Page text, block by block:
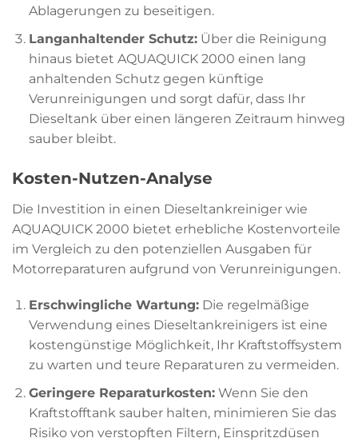
Ablagerungen zu beseitigen.
Langanhaltender Schutz:Über die Reinigung
hinaus bietet AQUAQUICK 2000 einen lang
anhaltenden Schutz gegen künftige
Verunreinigungen und sorgt dafür, dass Ihr
Dieseltank über einen längeren Zeitraum hinweg
sauber bleibt.
Kosten-Nutzen-Analyse
Die Investition in einen Dieseltankreiniger wie
AQUAQUICK 2000 bietet erhebliche Kostenvorteile
im Vergleich zu den potenziellen Ausgaben für
Motorreparaturen aufgrund von Verunreinigungen.
Erschwingliche Wartung:Die regelmäßige
Verwendung eines Dieseltankreinigers ist eine
kostengünstige Möglichkeit, Ihr Kraftstoffsystem
zu warten und teure Reparaturen zu vermeiden.
Geringere Reparaturkosten:Wenn Sie den
Kraftstofftank sauber halten, minimieren Sie das
Risiko von verstopften Filtern, Einspritzdüsen